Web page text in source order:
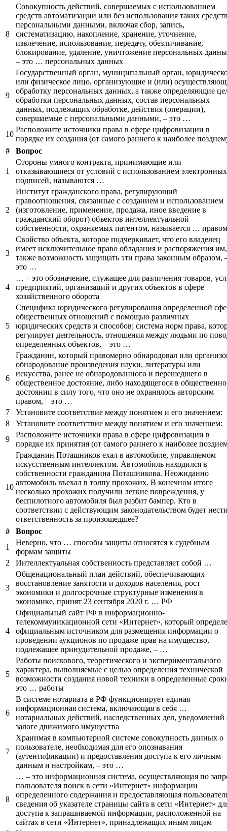
8
Совокупность действий, совершаемых с использованием
средств автоматизации или без использования таких
персональными данными, включая сбор, запись,
систематизацию, накопление, хранение, уточнение,
извлечение, использование, передачу, обезличивание,
блокирование, удаление, уничтожение персональных
– это … персональных данных
9
Государственный орган, муниципальный орган,
или физическое лицо, организующие и (или)
обработку персональных данных, а также определяющие
обработки персональных данных, состав персональных
данных, подлежащих обработке, действия (операции),
совершаемые с персональными данными, – это …
10
Расположите источники права в сфере цифровизации в
порядке их создания (от самого раннего к наиболее
#
Вопрос
1
Стороны умного контракта, принимающие или
отказывающиеся от условий с использованием электронных
подписей, называются …
2
Институт гражданского права, регулирующий
правоотношения, связанные с созданием и использованием
(изготовление, применение, продажа, иное введение в
гражданский оборот) объектов интеллектуальной
собственности, охраняемых патентом, называется … правом
3
Свойство объекта, которое подчеркивает, что его владелец
имеет исключительное право обладания и распоряжения
также возможность защищать эти права законным образом,
это …
4
… – это обозначение, служащее для различения товаров,
предприятий, организаций и других объектов в сфере
хозяйственного оборота
5
Специфика юридического регулирования определенной
общественных отношений с помощью различных
юридических средств и способов; система норм права,
регулирует деятельность, отношения между людьми по
определенных объектов, – это …
6
Гражданин, который правомерно обнародовал или
обнародование произведения науки, литературы или
искусства, ранее не обнародованного и перешедшего в
общественное достояние, либо находящегося в
достоянии в силу того, что оно не охранялось авторским
правом, – это …
7
Установите соответствие между понятием и его значением:
8
Установите соответствие между понятием и его значением:
9
Расположите источники права в сфере цифровизации в
порядке их принятия (от самого раннего к наиболее
10
Гражданин Поташников ехал в автомобиле, управляемом
искусственным интеллектом. Автомобиль находился в
собственности гражданина Поташникова. Неожиданно
автомобиль въехал в толпу прохожих. В конечном итоге
несколько прохожих получили легкие повреждения, у
беспилотного автомобиля был разбит бампер. Кто в
соответствии с действующим законодательством будет
ответственность за произошедшее?
#
Вопрос
1
Неверно, что … способы защиты относятся к судебным
формам защиты
2
Интеллектуальная собственность представляет собой …
3
Общенациональный план действий, обеспечивающих
восстановление занятости и доходов населения, рост
экономики и долгосрочные структурные изменения в
экономике, принят 23 сентября 2020 г. … РФ
4
Официальный сайт РФ в информационно-
телекоммуникационной сети «Интернет», который
официальным источником для размещения информации о
проведении аукционов по продаже прав на имущество,
подлежащее принудительной продаже, – …
5
Работы поискового, теоретического и экспериментального
характера, выполняемые с целью определения технической
возможности создания новой техники в определенные
это … работы
6
В системе нотариата в РФ функционирует единая
информационная система, включающая в себя …
нотариальных действий, наследственных дел, уведомлений
залоге движимого имущества
7
Хранимая в компьютерной системе совокупность данных о
пользователе, необходимая для его опознавания
(аутентификации) и предоставления доступа к его личным
данным и настройкам, – это …
8
… – это информационная система, осуществляющая по
пользователя поиск в сети «Интернет» информации
определенного содержания и предоставляющая
сведения об указателе страницы сайта в сети «Интернет»
доступа к запрашиваемой информации, расположенной на
сайтах в сети «Интернет», принадлежащих иным лицам